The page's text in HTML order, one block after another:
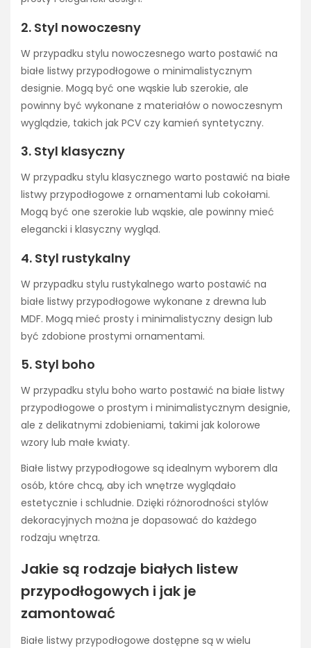
2. Styl nowoczesny
W przypadku stylu nowoczesnego warto postawić na
białe listwy przypodłogowe o minimalistycznym
designie. Mogą być one wąskie lub szerokie, ale
powinny być wykonane z materiałów o nowoczesnym
wyglądzie, takich jak PCV czy kamień syntetyczny.
3. Styl klasyczny
W przypadku stylu klasycznego warto postawić na białe
listwy przypodłogowe z ornamentami lub cokołami.
Mogą być one szerokie lub wąskie, ale powinny mieć
elegancki i klasyczny wygląd.
4. Styl rustykalny
W przypadku stylu rustykalnego warto postawić na
białe listwy przypodłogowe wykonane z drewna lub
MDF. Mogą mieć prosty i minimalistyczny design lub
być zdobione prostymi ornamentami.
5. Styl boho
W przypadku stylu boho warto postawić na białe listwy
przypodłogowe o prostym i minimalistycznym designie,
ale z delikatnymi zdobieniami, takimi jak kolorowe
wzory lub małe kwiaty.
Białe listwy przypodłogowe są idealnym wyborem dla
osób, które chcą, aby ich wnętrze wyglądało
estetycznie i schludnie. Dzięki różnorodności stylów
dekoracyjnych można je dopasować do każdego
rodzaju wnętrza.
Jakie są rodzaje białych listew
przypodłogowych i jak je
zamontować
Białe listwy przypodłogowe dostępne są w wielu